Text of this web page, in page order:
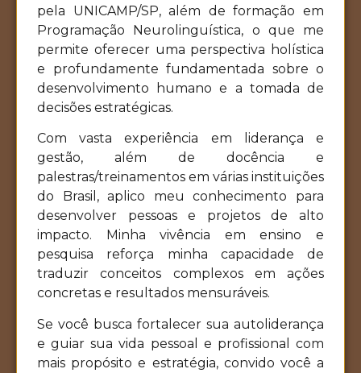
pela UNICAMP/SP, além de formação em
Programação Neurolinguística, o que me
permite oferecer uma perspectiva holística
e profundamente fundamentada sobre o
desenvolvimento humano e a tomada de
decisões estratégicas.
Com vasta experiência em liderança e
gestão, além de docência e
palestras/treinamentos em várias instituições
do Brasil, aplico meu conhecimento para
desenvolver pessoas e projetos de alto
impacto. Minha vivência em ensino e
pesquisa reforça minha capacidade de
traduzir conceitos complexos em ações
concretas e resultados mensuráveis.
Se você busca fortalecer sua autoliderança
e guiar sua vida pessoal e profissional com
mais propósito e estratégia, convido você a